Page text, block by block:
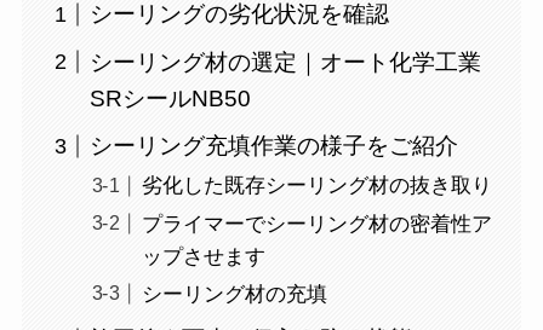
シーリングの劣化状況を確認
シーリング材の選定｜オート化学工業
SRシールNB50
シーリング充填作業の様子をご紹介
劣化した既存シーリング材の抜き取り
プライマーでシーリング材の密着性ア
ップさせます
シーリング材の充填